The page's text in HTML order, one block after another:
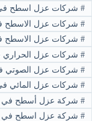
#شركات عزل اسطح في
#شركات عزل الاسطح
#شركات عزل الاسطح
#شركات عزل الحراري
#شركات عزل الصوتي
#شركات عزل المائي
#شركة عزل أسطح في
#شركة عزل اسطح في